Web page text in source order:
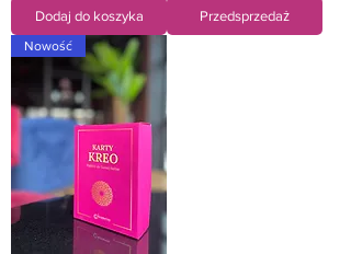
Dodaj do koszyka Przedsprzedaż
Nowość